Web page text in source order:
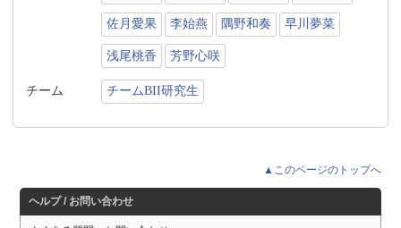
佐月愛果 李始燕 隅野和奏 早川夢菜
浅尾桃香 芳野心咲
チーム チームBII研究生
▲このページのトップへ
ヘルプ / お問い合わせ